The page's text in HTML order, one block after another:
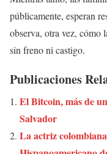
públicamente, esperan
observa, otra vez, cómo
sin freno ni castigo.
Publicaciones
El Bitcoin, más de
Salvador
La actriz